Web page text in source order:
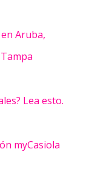
Aruba,
Lea esto.
myCasiola